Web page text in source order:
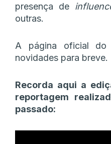
presença de
outras.
A página oficial do
novidades para breve.
Recorda aqui a
reportagem
passado: